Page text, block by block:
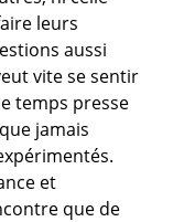
leurs
aussi
vite se sentir
temps presse
jamais
et
que de